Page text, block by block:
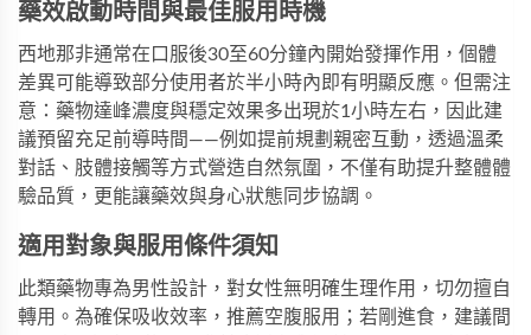
藥效啟動時間與最佳服用時機
西地那非通常在口服後30至60分鐘內開始發揮作用，個體
差異可能導致部分使用者於半小時內即有明顯反應。但需注
意：藥物達峰濃度與穩定效果多出現於1小時左右，因此建
議預留充足前導時間——例如提前規劃親密互動，透過溫柔
對話、肢體接觸等方式營造自然氛圍，不僅有助提升整體體
驗品質，更能讓藥效與身心狀態同步協調。
適用對象與服用條件須知
此類藥物專為男性設計，對女性無明確生理作用，切勿擅自
轉用。為確保吸收效率，推薦空腹服用；若剛進食，建議間